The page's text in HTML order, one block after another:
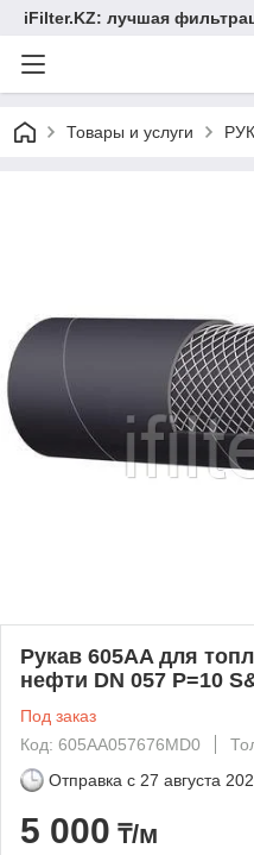
iFilter.KZ: лучшая
Товары и услуги
Рукав 605AA для
нефти DN 057 P=10
Под заказ
Код: 605AA057676MD0
Отправка с 27 августа
5 000 ₸/м